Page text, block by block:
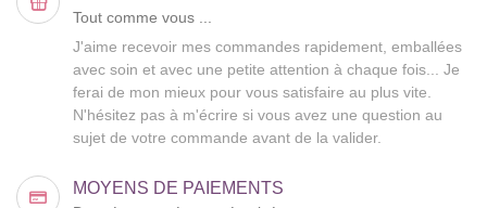
Tout comme vous ...
J'aime recevoir mes commandes rapidement, emballées
avec soin et avec une petite attention à chaque fois... Je
ferai de mon mieux pour vous satisfaire au plus vite.
N'hésitez pas à m'écrire si vous avez une question au
sujet de votre commande avant de la valider.
MOYENS DE PAIEMENTS